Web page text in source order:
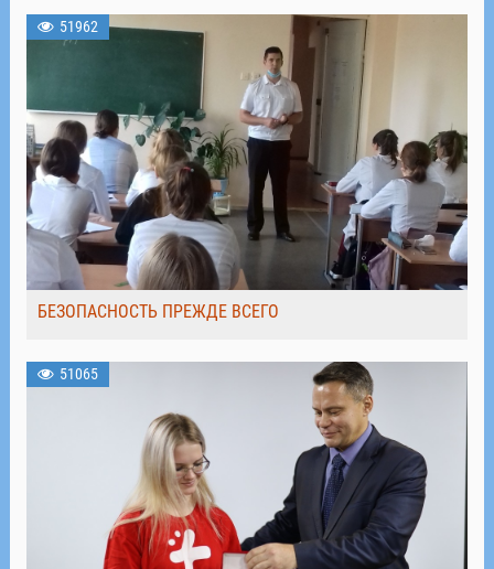
51962
БЕЗОПАСНОСТЬ ПРЕЖДЕ ВСЕГО
51065